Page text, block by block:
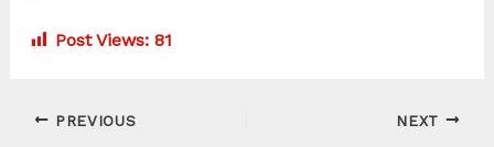
Post Views: 81
Post
PREVIOUS NEXT